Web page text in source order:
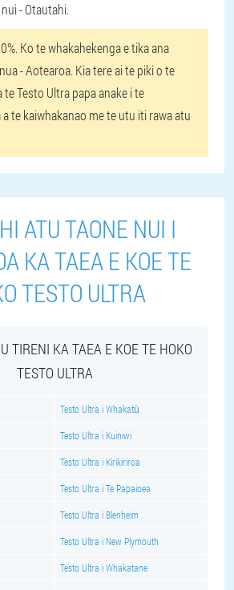
- Otautahi.
Ko te whakahekenga e tika ana
- Aotearoa. Kia tere ai te piki o te
Testo Ultra papa anake i te
te kaiwhakanao me te utu iti rawa atu
ATU TAONE NUI I
KA TAEA E KOE TE
TESTO ULTRA
TIRENI KA TAEA E KOE TE HOKO
TESTO ULTRA
Testo Ultra i Whakatū
Testo Ultra i Kuiniwi
Testo Ultra i Kirikiriroa
Testo Ultra i Te Papaioea
Testo Ultra i Blenheim
Testo Ultra i New Plymouth
Testo Ultra i Whakatane